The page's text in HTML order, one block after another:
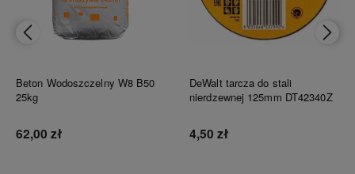
Beton Wodoszczelny W8 B50
25kg
62,00 zł
DeWalt tarcza do stali
nierdzewnej 125mm DT42340Z
4,50 zł